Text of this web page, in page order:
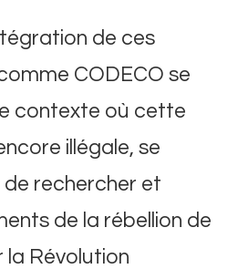
de ces
CODECO se
contexte où cette
illégale, se
rechercher et
de la rébellion de
la Révolution